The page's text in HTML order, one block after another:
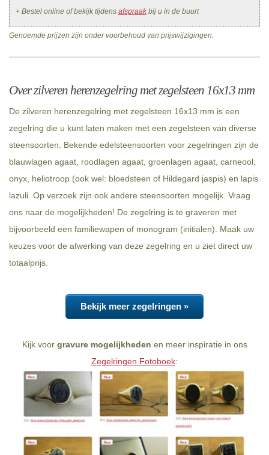
+ Bestel online of bekijk tijdens afspraakbij u in de buurt
Genoemde prijzen zijn onder voorbehoud van prijswijzigingen.
Over zilveren herenzegelring met zegelsteen 16x13 mm
De zilveren herenzegelring met zegelsteen 16x13 mm is een
zegelring die u kunt laten maken met een zegelsteen van diverse
steensoorten. Bekende edelsteensoorten voor zegelringen zijn de
blauwlagen agaat, roodlagen agaat, groenlagen agaat, carneool,
onyx, heliotroop (ook wel: bloedsteen of Hildegard jaspis) en lapis
lazuli. Op verzoek zijn ook andere steensoorten mogelijk. Vraag
ons naar de mogelijkheden! De zegelring is te graveren met
bijvoorbeeld een familiewapen of monogram (initialen). Maak uw
keuzes voor de afwerking van deze zegelring en u ziet direct uw
totaalprijs.
Bekijk meer zegelringen »
Kijk voor gravure mogelijkheden en meer inspiratie in ons
Zegelringen Fotoboek: